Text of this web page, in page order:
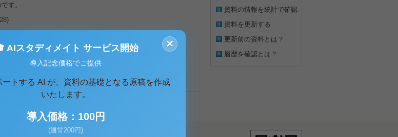
す。
資料の情報を統計で確認
資料を更新する
更新前の資料とは？
履歴を確認とは？
×
AIスタディメイト サービス開始
導入記念価格でご提供
ートする AI が、資料の基礎となる原稿を作成
いたします。
導入価格：100円
(通常200円)